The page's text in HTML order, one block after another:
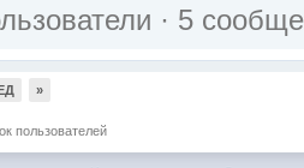
· 5
»
пользователей